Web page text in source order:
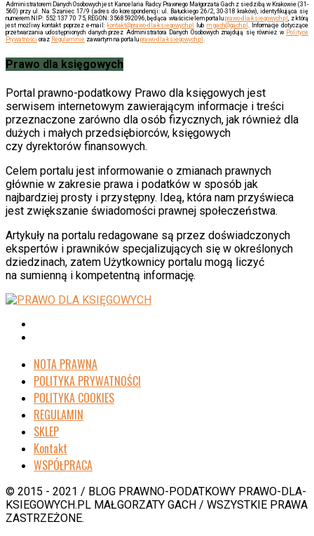
Administratorem Danych Osobowych jest Kancelaria Radcy Prawnego Małgorzata Gach z siedzibą w Krakowie (31-
560) przy ul. Na Szaniec 17/9 (adres do korespondencji: ul. Bałuckiego 26/2, 30-318 kraków), identyfikująca się
numerem NIP: 552 137 70 75, REGON: 3568592096, będąca właścicielem portaluprawo-dla-ksiegowych.pl, z którą
jest możliwy kontakt poprzez e-mail:kontakt@prawo-dla-ksiegowych.pl lub m.gach@gach.pl . Informacje dotyczące
przetwarzania udostępnionych danych przez Administratora Danych Osobowych znajdują się również w Polityce
Prywatności oraz Regulaminie zawartym na portalu prawo-dla-ksiegowych.pl .
Prawo dla księgowych
Portal prawno-podatkowy Prawo dla księgowych jest
serwisem internetowym zawierającym informacje i treści
przeznaczone zarówno dla osób fizycznych, jak również dla
dużych i małych przedsiębiorców, księgowych
czy dyrektorów finansowych.
Celem portalu jest informowanie o zmianach prawnych
głównie w zakresie prawa i podatków w sposób jak
najbardziej prosty i przystępny. Ideą, która nam przyświeca
jest zwiększanie świadomości prawnej społeczeństwa.
Artykuły na portalu redagowane są przez doświadczonych
ekspertów i prawników specjalizujących się w określonych
dziedzinach, zatem Użytkownicy portalu mogą liczyć
na sumienną i kompetentną informację.
NOTA PRAWNA
POLITYKA PRYWATNOŚCI
POLITYKA COOKIES
REGULAMIN
SKLEP
Kontakt
WSPÓŁPRACA
© 2015 - 2021 / BLOG PRAWNO-PODATKOWY PRAWO-DLA-
KSIEGOWYCH.PL MAŁGORZATY GACH / WSZYSTKIE PRAWA
ZASTRZEŻONE.